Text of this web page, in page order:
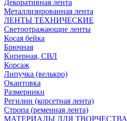
Декоративная лента
Металлизированная лента
ЛЕНТЫ ТЕХНИЧЕСКИЕ
Светоотражающие ленты
Косая бейка
Брючная
Киперная, СВЛ
Корсаж
Липучка (велькро)
Окантовка
Размерники
Регилин (корсетная лента)
Стропа (ременная лента)
МАТЕРИАЛЫ ДЛЯ ТВОРЧЕСТВА